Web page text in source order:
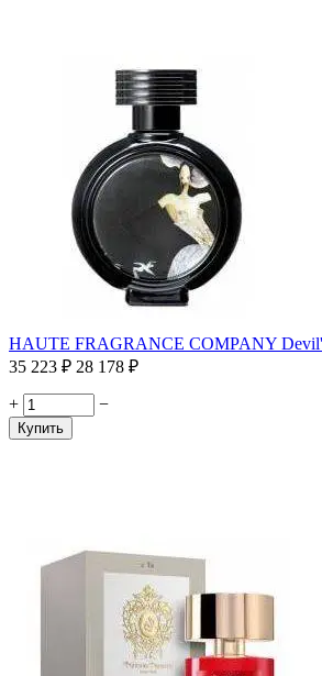
HAUTE FRAGRANCE COMPANY
35 223 ₽ 28 178 ₽
+
−
Купить